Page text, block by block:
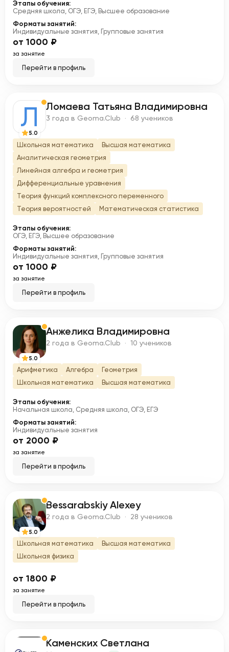
Этапы обучения:
Средняя школа, ОГЭ, ЕГЭ, Высшее образование
Форматы занятий:
Индивидуальные занятия, Групповые занятия
от 1000 ₽
за занятие
Перейти в профиль
Л
5.0
Ломаева Татьяна Владимировна
3 года в Geoma.Club · 68 учеников
Школьная математика
Высшая математика
Аналитическая геометрия
Линейная алгебра и геометрия
Дифференциальные уравнения
Теория функций комплексного переменного
Теория вероятностей
Математическая статистика
Этапы обучения:
ОГЭ, ЕГЭ, Высшее образование
Форматы занятий:
Индивидуальные занятия, Групповые занятия
от 1000 ₽
за занятие
Перейти в профиль
А
5.0
Анжелика Владимировна
2 года в Geoma.Club · 10 учеников
Арифметика Алгебра
Геометрия
Школьная математика
Высшая математика
Этапы обучения:
Начальная школа, Средняя школа, ОГЭ, ЕГЭ
Форматы занятий:
Индивидуальные занятия
от 2000 ₽
за занятие
Перейти в профиль
B
5.0
Bessarabskiy Alexey
2 года в Geoma.Club · 28 учеников
Школьная математика
Высшая математика
Школьная физика
от 1800 ₽
за занятие
Перейти в профиль
Каменских Светлана